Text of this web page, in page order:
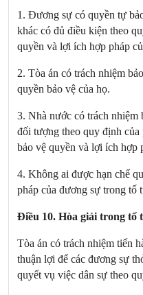
1. Đương sự có quyền tự
khác có đủ điều kiện theo
quyền và lợi ích hợp pháp
2. Tòa án có trách nhiệm
quyền bảo vệ của họ.
3. Nhà nước có trách nhiệm
đối tượng theo quy định của
bảo vệ quyền và lợi ích hợp
4. Không ai được hạn chế
pháp của đương sự trong tố
Điều 10. Hòa giải trong tố
Tòa án có trách nhiệm tiến
thuận lợi để các đương sự
quyết vụ việc dân sự theo